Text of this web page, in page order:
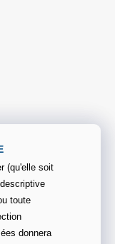
(qu'elle soit
toute
donnera